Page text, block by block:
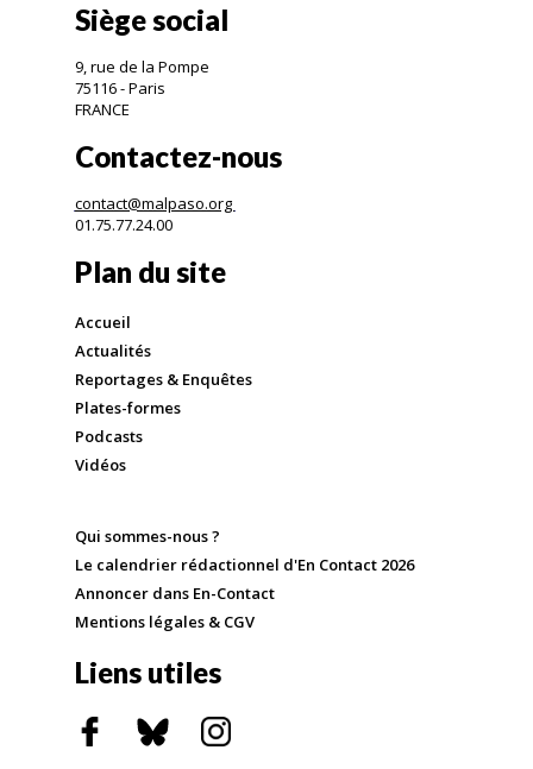
Siège social
9, rue de la Pompe
75116 - Paris
FRANCE
Contactez-nous
contact@malpaso.org
01.75.77.24.00
Plan du site
Accueil
Actualités
Reportages & Enquêtes
Plates-formes
Podcasts
Vidéos
Qui sommes-nous ?
Le calendrier rédactionnel d'En Contact 2026
Annoncer dans En-Contact
Mentions légales & CGV
Liens utiles